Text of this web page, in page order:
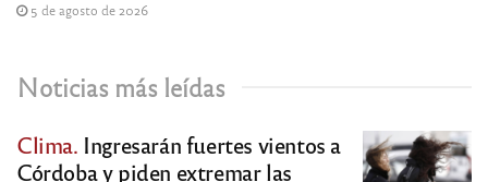
5 de agosto de 2026
Noticias más leídas
Clima. Ingresarán fuertes vientos a
Córdoba y piden extremar las